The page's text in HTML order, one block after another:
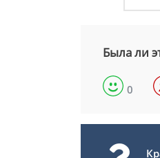
Была ли
0